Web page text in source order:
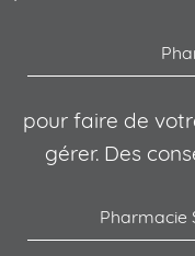
pour faire de
gérer. Des
Pharmacie